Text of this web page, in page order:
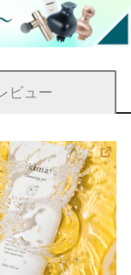
ビュー